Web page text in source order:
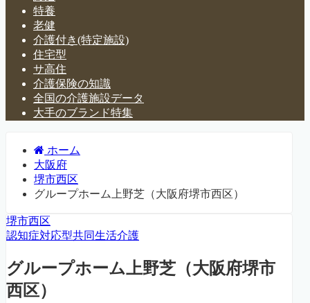
特養
老健
介護付き(特定施設)
住宅型
サ高住
介護保険の知識
全国の介護施設データ
大手のブランド特集
ホーム
大阪府
堺市西区
グループホーム上野芝（大阪府堺市西区）
堺市西区
認知症対応型共同生活介護
グループホーム上野芝（大阪府堺市
西区）